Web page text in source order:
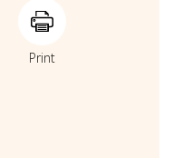
Print